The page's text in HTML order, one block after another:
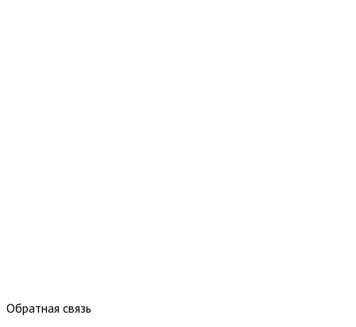
Обратная связь